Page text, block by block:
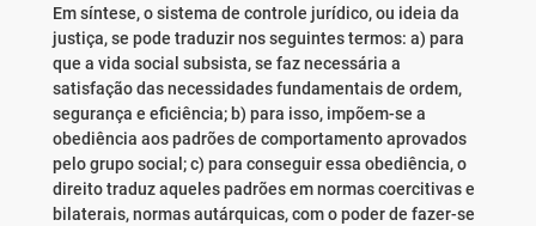
Em síntese, o sistema de controle jurídico, ou ideia da
justiça, se pode traduzir nos seguintes termos: a) para
que a vida social subsista, se faz necessária a
satisfação das necessidades fundamentais de ordem,
segurança e eficiência; b) para isso, impõem-se a
obediência aos padrões de comportamento aprovados
pelo grupo social; c) para conseguir essa obediência, o
direito traduz aqueles padrões em normas coercitivas e
bilaterais, normas autárquicas, com o poder de fazer-se